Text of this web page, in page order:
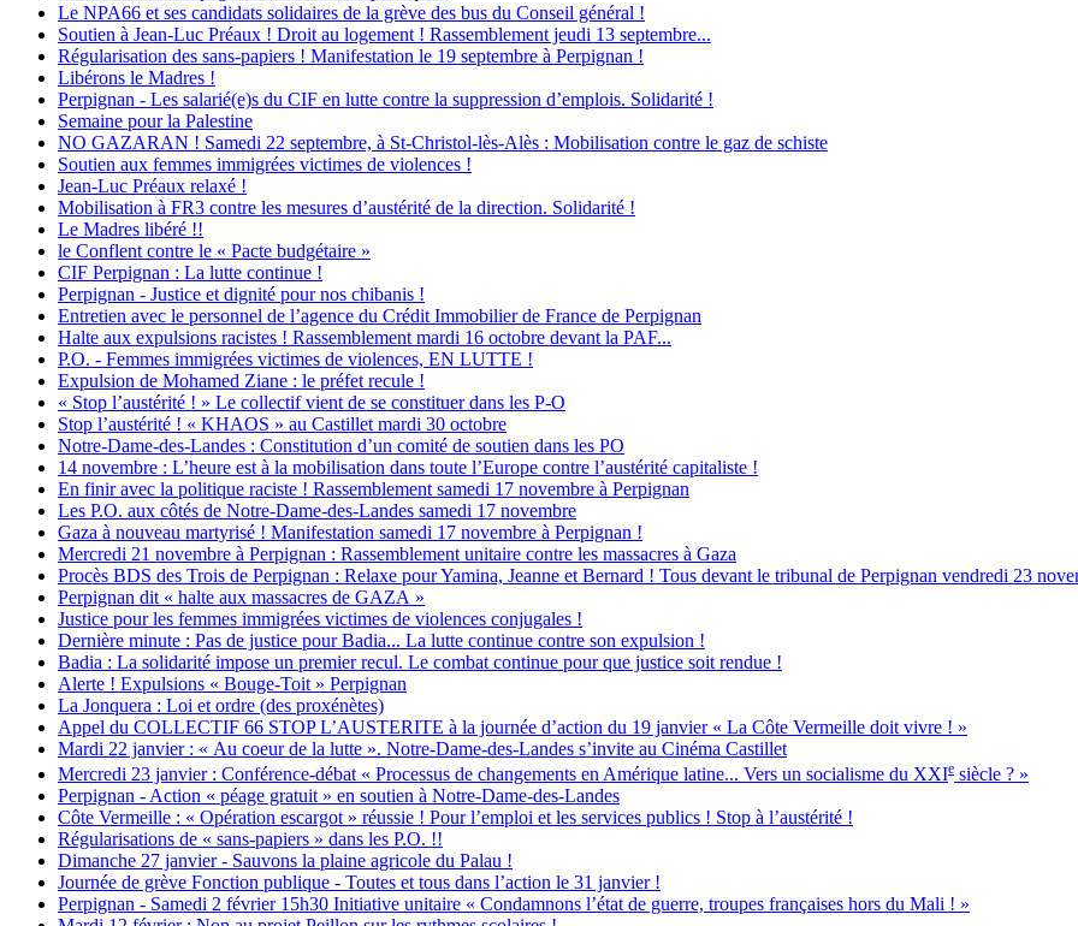
Le NPA66 et ses candidats solidaires de la grève des bus du Conseil général !
Soutien à Jean-Luc Préaux ! Droit au logement ! Rassemblement jeudi 13 septembre...
Régularisation des sans-papiers ! Manifestation le 19 septembre à Perpignan !
Libérons le Madres !
Perpignan - Les salarié(e)s du CIF en lutte contre la suppression d’emplois. Solidarité !
Semaine pour la Palestine
NO GAZARAN ! Samedi 22 septembre, à St-Christol-lès-Alès : Mobilisation contre le gaz de schiste
Soutien aux femmes immigrées victimes de violences !
Jean-Luc Préaux relaxé !
Mobilisation à FR3 contre les mesures d’austérité de la direction. Solidarité !
Le Madres libéré !!
le Conflent contre le « Pacte budgétaire »
CIF Perpignan : La lutte continue !
Perpignan - Justice et dignité pour nos chibanis !
Entretien avec le personnel de l’agence du Crédit Immobilier de France de Perpignan
Halte aux expulsions racistes ! Rassemblement mardi 16 octobre devant la PAF...
P.O. - Femmes immigrées victimes de violences, EN LUTTE !
Expulsion de Mohamed Ziane : le préfet recule !
« Stop l’austérité ! » Le collectif vient de se constituer dans les P-O
Stop l’austérité ! « KHAOS » au Castillet mardi 30 octobre
Notre-Dame-des-Landes : Constitution d’un comité de soutien dans les PO
14 novembre : L’heure est à la mobilisation dans toute l’Europe contre l’austérité capitaliste !
En finir avec la politique raciste ! Rassemblement samedi 17 novembre à Perpignan
Les P.O. aux côtés de Notre-Dame-des-Landes samedi 17 novembre
Gaza à nouveau martyrisé ! Manifestation samedi 17 novembre à Perpignan !
Mercredi 21 novembre à Perpignan : Rassemblement unitaire contre les massacres à Gaza
Procès BDS des Trois de Perpignan : Relaxe pour Yamina, Jeanne et Bernard ! Tous devant le tribunal de Perpignan vendredi 23
Perpignan dit « halte aux massacres de GAZA »
Justice pour les femmes immigrées victimes de violences conjugales !
Dernière minute : Pas de justice pour Badia... La lutte continue contre son expulsion !
Badia : La solidarité impose un premier recul. Le combat continue pour que justice soit rendue !
Alerte ! Expulsions « Bouge-Toit » Perpignan
La Jonquera : Loi et ordre (des proxénètes)
Appel du COLLECTIF 66 STOP L’AUSTERITE à la journée d’action du 19 janvier « La Côte Vermeille doit vivre ! »
Mardi 22 janvier : « Au coeur de la lutte ». Notre-Dame-des-Landes s’invite au Cinéma Castillet
Mercredi 23 janvier : Conférence-débat « Processus de changements en Amérique latine... Vers un socialisme du XXIe siècle ? »
Perpignan - Action « péage gratuit » en soutien à Notre-Dame-des-Landes
Côte Vermeille : « Opération escargot » réussie ! Pour l’emploi et les services publics ! Stop à l’austérité !
Régularisations de « sans-papiers » dans les P.O. !!
Dimanche 27 janvier - Sauvons la plaine agricole du Palau !
Journée de grève Fonction publique - Toutes et tous dans l’action le 31 janvier !
Perpignan - Samedi 2 février 15h30 Initiative unitaire « Condamnons l’état de guerre, troupes françaises hors du Mali ! »